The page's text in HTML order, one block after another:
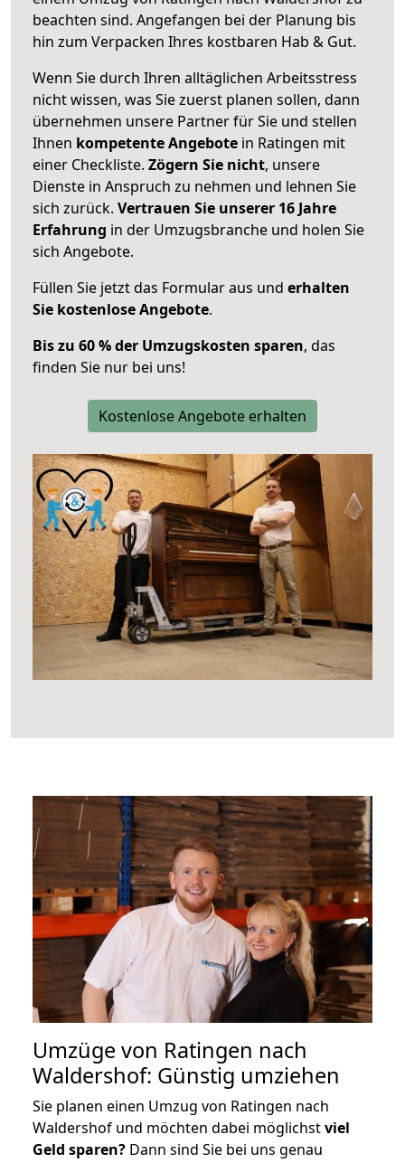
beachten sind. Angefangen bei der Planung bis
hin zum Verpacken Ihres kostbaren Hab & Gut.
Wenn Sie durch Ihren alltäglichen Arbeitsstress
nicht wissen, was Sie zuerst planen sollen, dann
übernehmen unsere Partner für Sie und stellen
Ihnen kompetente Angebote in Ratingen mit
einer Checkliste. Zögern Sie nicht, unsere
Dienste in Anspruch zu nehmen und lehnen Sie
sich zurück. Vertrauen Sie unserer 16 Jahre
Erfahrung in der Umzugsbranche und holen Sie
sich Angebote.
Füllen Sie jetzt das Formular aus und erhalten
Sie kostenlose Angebote.
Bis zu 60 % der Umzugskosten sparen, das
finden Sie nur bei uns!
Kostenlose Angebote erhalten
Umzüge von Ratingen nach
Waldershof: Günstig umziehen
Sie planen einen Umzug von Ratingen nach
Waldershof und möchten dabei möglichstviel
Geld sparen? Dann sind Sie bei uns genau